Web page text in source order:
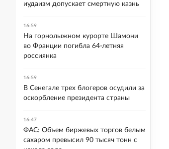
иудаизм допускает смертную казнь
16:59
На горнолыжном курорте Шамони
во Франции погибла 64-летняя
россиянка
16:59
В Сенегале трех блогеров осудили за
оскорбление президента страны
16:47
ФАС: Объем биржевых торгов белым
сахаром превысил 90 тысяч тонн с